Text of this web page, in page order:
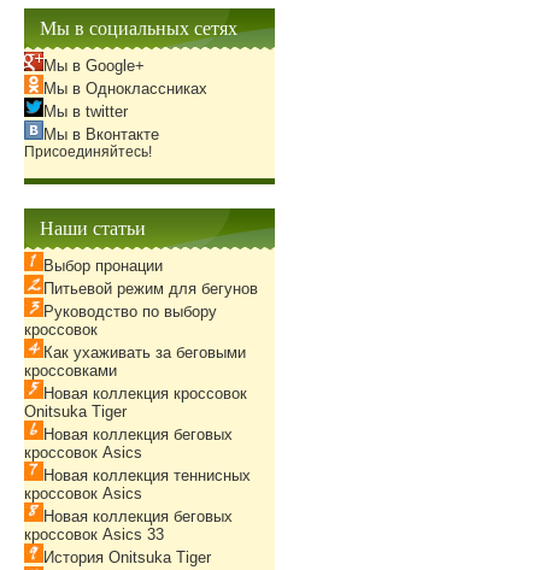
Мы в социальных сетях
Мы в Google+
Мы в Одноклассниках
Мы в twitter
Мы в Вконтакте
Присоединяйтесь!
Наши статьи
Выбор пронации
Питьевой режим для бегунов
Руководство по выбору
кроссовок
Как ухаживать за беговыми
кроссовками
Новая коллекция кроссовок
Onitsuka Tiger
Новая коллекция беговых
кроссовок Asics
Новая коллекция теннисных
кроссовок Asics
Новая коллекция беговых
кроссовок Asics 33
История Onitsuka Tiger